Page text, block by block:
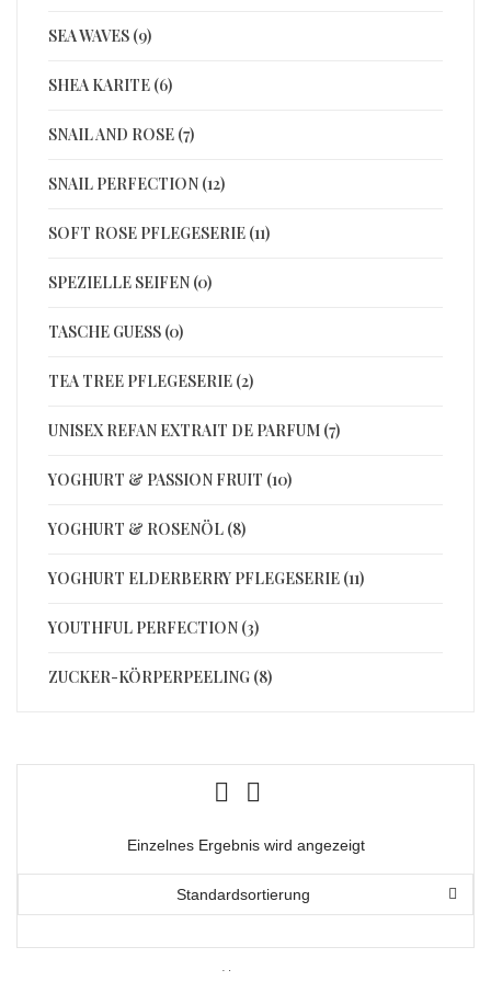
SEA WAVES (9)
SHEA KARITE (6)
SNAIL AND ROSE (7)
SNAIL PERFECTION (12)
SOFT ROSE PFLEGESERIE (11)
SPEZIELLE SEIFEN (0)
TASCHE GUESS (0)
TEA TREE PFLEGESERIE (2)
UNISEX REFAN EXTRAIT DE PARFUM (7)
YOGHURT & PASSION FRUIT (10)
YOGHURT & ROSENÖL (8)
YOGHURT ELDERBERRY PFLEGESERIE (11)
YOUTHFUL PERFECTION (3)
ZUCKER-KÖRPERPEELING (8)
Einzelnes Ergebnis wird angezeigt
Standardsortierung